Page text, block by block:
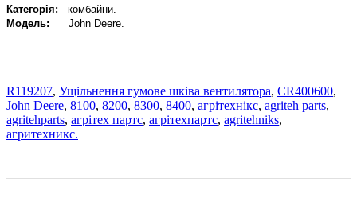
Категорія: комбайни.
Модель: John Deere.
R119207, Ущільнення гумове шківа вентилятора, CR400600,
John Deere, 8100, 8200, 8300, 8400, агрітехнікс, agriteh parts,
agritehparts, агрітех партс, агрітехпартс, agritehniks,
агритехникс.